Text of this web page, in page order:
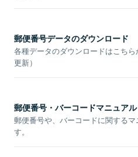
郵便番号データのダウンロード
各種データのダウンロードはこち
更新）
郵便番号・バーコードマニュアル
郵便番号や、バーコードに関する
す。